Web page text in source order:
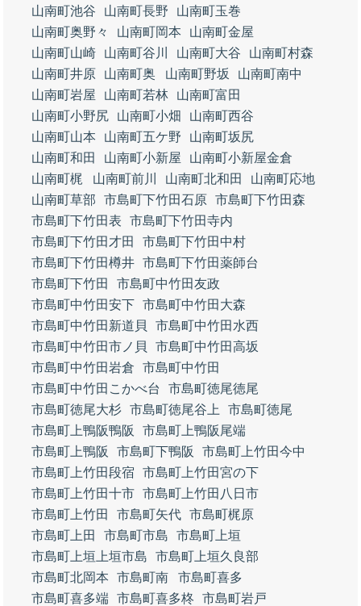
山南町池谷
山南町長野
山南町玉巻
山南町奥野々
山南町岡本
山南町金屋
山南町山崎
山南町谷川 山南町大谷
山南町村森
山南町井原
山南町奥 山南町野坂
山南町南中
山南町岩屋
山南町若林
山南町富田
山南町小野尻
山南町小畑
山南町西谷
山南町山本
山南町五ケ野
山南町坂尻
山南町和田
山南町小新屋
山南町小新屋金倉
山南町梶
山南町前川 山南町北和田
山南町応地
山南町草部
市島町下竹田石原 市島町下竹田森
市島町下竹田表
市島町下竹田寺内
市島町下竹田才田
市島町下竹田中村
市島町下竹田樽井 市島町下竹田薬師台
市島町下竹田
市島町中竹田友政
市島町中竹田安下 市島町中竹田大森
市島町中竹田新道貝
市島町中竹田水西
市島町中竹田市ノ貝
市島町中竹田高坂
市島町中竹田岩倉
市島町中竹田
市島町中竹田こかべ台
市島町徳尾徳尾
市島町徳尾大杉 市島町徳尾谷上
市島町徳尾
市島町上鴨阪鴨阪
市島町上鴨阪尾端
市島町上鴨阪
市島町下鴨阪
市島町上竹田今中
市島町上竹田段宿
市島町上竹田宮の下
市島町上竹田十市 市島町上竹田八日市
市島町上竹田
市島町矢代 市島町梶原
市島町上田
市島町市島
市島町上垣
市島町上垣上垣市島
市島町上垣久良部
市島町北岡本
市島町南
市島町喜多
市島町喜多端 市島町喜多柊
市島町岩戸